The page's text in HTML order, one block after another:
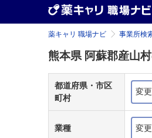
薬キャリ 職場ナビ 事業所検
熊本県 阿蘇郡産山
都道府県・市区
町村
変
業種 変